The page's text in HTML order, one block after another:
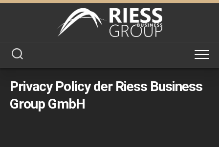
Skip
Privacy Policy der Riess Business
Group GmbH